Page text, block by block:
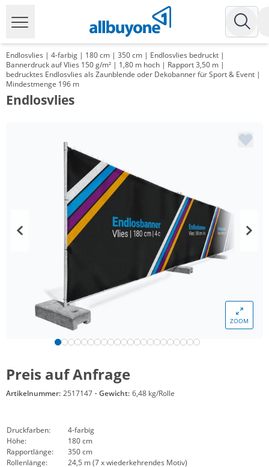
Endlosvlies | 4-farbig | 180 cm | 350 cm | Endlosvlies bedruckt |
Bannerdruck auf Vlies 150 g/m² | 1,80 m hoch | Rapport 3,50 m |
bedrucktes Endlosvlies als Zaunblende oder Dekobanner für Sport & Event |
Mindestmenge 196 m
Endlosvlies
ZOOM
Preis auf Anfrage
Artikelnummer: 2517147 · Gewicht: 6,48 kg/Rolle
Druckfarben:
4-farbig
Höhe:
180 cm
Rapportlänge:
350 cm
Rollenlänge:
24,5 m (7 x wiederkehrendes Motiv)